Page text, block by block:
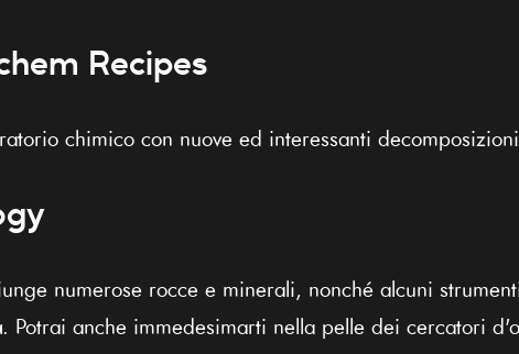
Recipes
chimico con nuove ed interessanti
numerose rocce e minerali, nonché alcuni
Potrai anche immedesimarti nella pelle dei cercatori